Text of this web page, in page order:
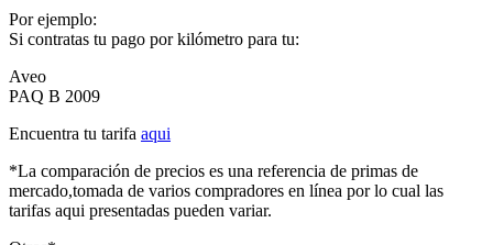
Por ejemplo:
Si contratas tu pago por kilómetro para tu:
Aveo
PAQ B 2009
Encuentra tu tarifa aqui
*La comparación de precios es una referencia de primas de
mercado,tomada de varios compradores en línea por lo cual las
tarifas aqui presentadas pueden variar.